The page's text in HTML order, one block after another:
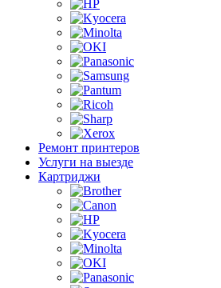
Ремонт принтеров
Услуги на выезде
Картриджи